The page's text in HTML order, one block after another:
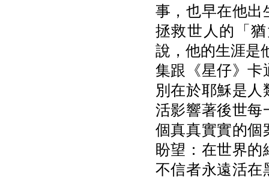
事，也早在他出
拯救世人的「
說，他的生涯是
集跟《星仔》卡
別在於耶穌是
活影響著後世每
個真真實實的個
盼望：在世界
不信者永遠活在